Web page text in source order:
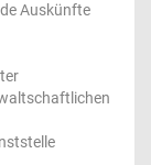
Auskünfte